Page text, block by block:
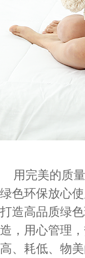
用完美的质
绿色环保放心
打造高品质绿
造，用心管理
高、耗低、物